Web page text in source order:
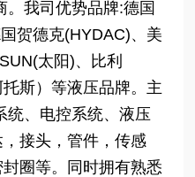
。我司优势品牌:德国
贺德克(HYDAC)、美
太阳)、比利
斯）等液压品牌。主
统、电控系统、液压
接头，管件，传感
圈等。同时拥有熟悉